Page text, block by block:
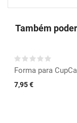
Também
Forma para
7,95 €